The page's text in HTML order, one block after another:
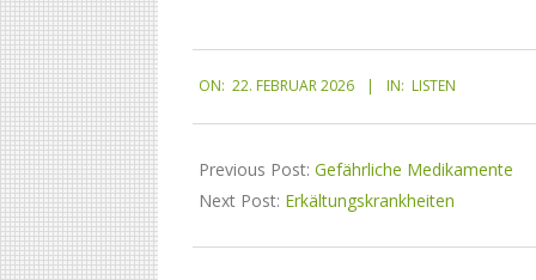
ON: 22. FEBRUAR 2026 IN: LISTEN
Previous Post: Gefährliche Medikamente
Next Post: Erkältungskrankheiten